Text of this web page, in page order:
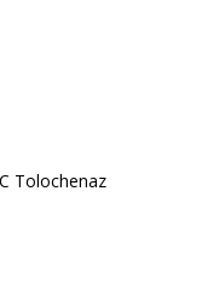
Tolochenaz